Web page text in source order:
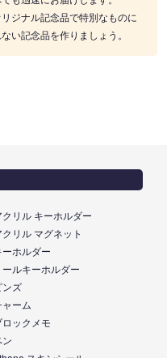
ジナル記念品で特別なものに
い記念品を作りましょう。
クリル キーホルダー
クリル マグネット
ーホルダー
ールキーホルダー
ンズ
ャーム
ロックメモ